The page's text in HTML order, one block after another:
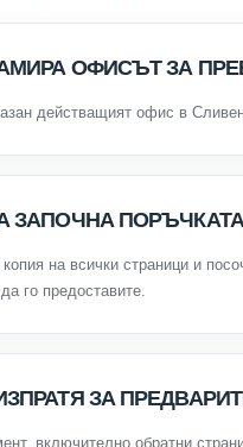
ОФИСЪТ ЗА
действащият офис в
ЗАПОЧНА
на всички страници и
го предоставите.
ЗА
включително обратни